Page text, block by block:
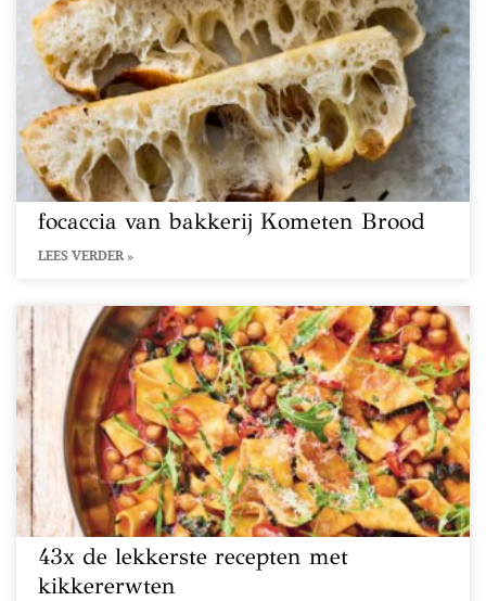
focaccia van bakkerij Kometen Brood
LEES VERDER »
43x de lekkerste recepten met
kikkererwten